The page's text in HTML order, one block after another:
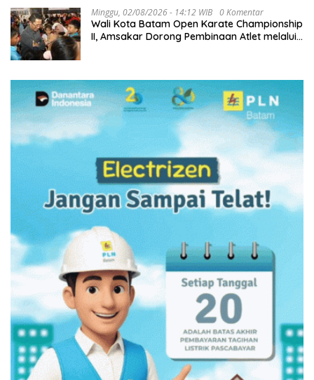
Minggu, 02/08/2026 - 14:12 WIB 0 Komentar
Wali Kota Batam Open Karate Championship
II, Amsakar Dorong Pembinaan Atlet melalui